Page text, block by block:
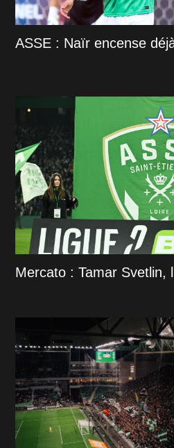
ASSE : Naïr encense
Mercato : Tamar Svetlin,